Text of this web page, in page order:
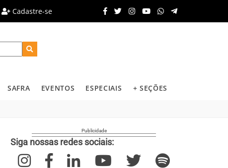
Cadastre-se
SAFRA EVENTOS ESPECIAIS + SEÇÕES
Siga nossas redes sociais: